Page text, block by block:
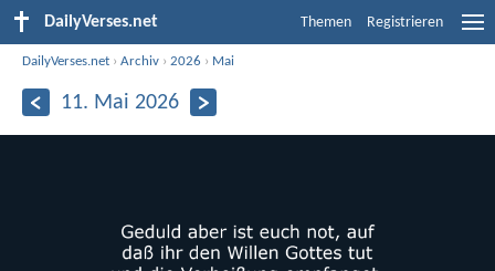
DailyVerses.net Themen Registrieren
DailyVerses.net ›Archiv ›2026 › Mai
11. Mai 2026